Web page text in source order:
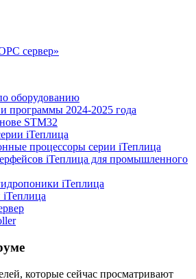
сервер»
оборудованию
программы 2024-2025 года
STM32
iТеплица
процессоры серии iТеплица
iТеплица для промышленного
iТеплица
iТеплица
которые сейчас просматривают